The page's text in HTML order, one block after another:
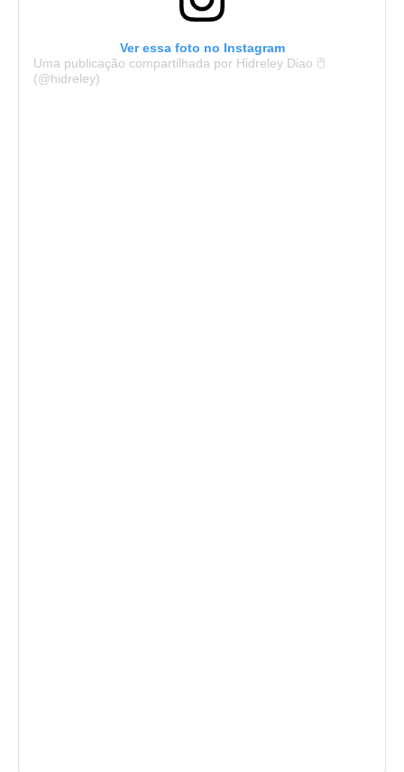
Ver essa foto no Instagram
Uma publicação compartilhada por Hidreley Diao 🖱️
(@hidreley)